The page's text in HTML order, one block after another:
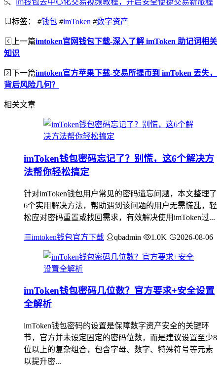
5、 im钱包去中心化交易视频教程，开启安全便捷交易新旅程
标签： #钱包 #imToken #数字资产
上一篇imtoken官网钱包下载-深入了解 imToken 助记词相关
知识
下一篇imtoken官方苹果下载-交易所提币到 imToken 丢失，
背后风险几何？
相关文章
imToken钱包密码忘记了？别慌，这6个解决方
法帮你轻松搞定
针对imToken钱包用户常见的密码遗忘问题，本文整理了
6个实用解决方法，帮助遇到该问题的用户无需慌乱，轻
松应对密码重置或找回需求，有效解决使用imToken过...
imtoken钱包官方下载 qbadmin 1.0K 2026-08-06
imToken钱包密码几位数？官方要求+安全设置
全解析
imToken钱包密码的设置是保障数字资产安全的关键环
节，官方并未设定固定的密码位数，而是建议设置至少8
位以上的复杂组合，包含字母、数字、特殊符号等元素
以提升密...